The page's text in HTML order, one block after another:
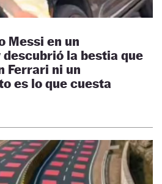
Messi en un
la bestia que
Ferrari ni un
es lo que cuesta